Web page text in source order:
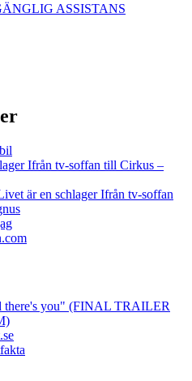
ASSISTANS
Ifrån tv-soffan till Cirkus –
är en schlager Ifrån tv-soffan
there's you" (FINAL TRAILER